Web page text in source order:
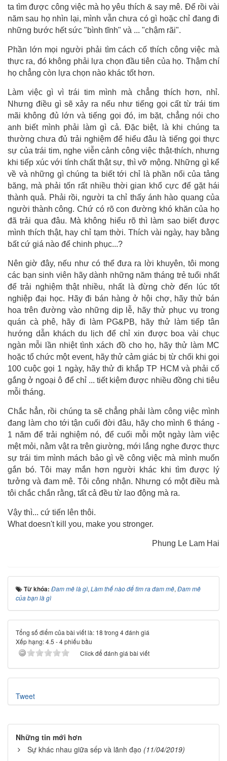
ta tìm được công việc mà họ yêu thích & say mê. Để rồi vài
năm sau họ nhìn lại, mình vẫn chưa có gì hoặc chỉ đang đi
những bước hết sức "bình tĩnh" và ... "chậm rãi".
Phần lớn mọi người phải tìm cách cố thích công việc mà
thực ra, đó không phải lựa chọn đầu tiên của họ. Thậm chí
họ chẳng còn lựa chọn nào khác tốt hơn.
Làm việc gì vì trái tim mình mà chẳng thích hơn, nhỉ.
Nhưng điều gì sẽ xảy ra nếu như tiếng gọi cất từ trái tim
mãi không đủ lớn và tiếng gọi đó, im bặt, chẳng nói cho
anh biết mình phải làm gì cả. Đặc biệt, là khi chúng ta
thường chưa đủ trải nghiệm để hiểu đâu là tiếng gọi thực
sự của trái tim, nghe viễn cảnh công việc thật-thích, nhưng
khi tiếp xúc với tính chất thật sự, thì vỡ mộng. Những gì kể
về và những gì chúng ta biết tới chỉ là phần nổi của tảng
băng, mà phải tốn rất nhiều thời gian khổ cực để gặt hái
thành quả. Phải rồi, người ta chỉ thấy ánh hào quang của
người thành công. Chứ có rõ con đường khó khăn của họ
đã trải qua đâu. Mà không hiểu rõ thì làm sao biết được
mình thích thật, hay chỉ tạm thời. Thích vài ngày, hay bằng
bất cứ giá nào để chinh phục...?
Nên giờ đây, nếu như có thể đưa ra lời khuyên, tôi mong
các bạn sinh viên hãy dành những năm tháng trẻ tuổi nhất
để trải nghiệm thật nhiều, nhất là đừng chờ đến lúc tốt
nghiệp đại học. Hãy đi bán hàng ở hội chợ, hãy thử bán
hoa trên đường vào những dịp lễ, hãy thử phục vụ trong
quán cà phê, hãy đi làm PG&PB, hãy thử làm tiếp tân
hướng dẫn khách du lịch để chỉ xin được boa vài chục
ngàn mỗi lần nhiệt tình xách đồ cho họ, hãy thử làm MC
hoặc tổ chức một event, hãy thử cảm giác bị từ chối khi gọi
100 cuộc gọi 1 ngày, hãy thử đi khắp TP HCM và phải cố
gắng ở ngoại ô để chỉ ... tiết kiệm được nhiều đồng chi tiêu
mỗi tháng.
Chắc hẳn, rồi chúng ta sẽ chẳng phải làm công việc mình
đang làm cho tới tận cuối đời đâu, hãy cho mình 6 tháng -
1 năm để trải nghiệm nó, để cuối mỗi một ngày làm việc
mệt mỏi, nằm vật ra trên giường, mới lắng nghe được thực
sự trái tim mình mách bảo gì về công việc mà mình muốn
gắn bó. Tôi may mắn hơn người khác khi tìm được lý
tưởng và đam mê. Tôi công nhận. Nhưng có một điều mà
tôi chắc chắn rằng, tất cả đều từ lao động mà ra.
Vậy thì... cứ tiến lên thôi.
What doesn't kill you, make you stronger.
Phung Le Lam Hai
Từ khóa: Đam mê là gì, Làm thế nào để tìm ra đam mê, Đam mê
của bạn là gì
Tổng số điểm của bài viết là: 18 trong 4 đánh giá
Xếp hạng:4.5 -4phiếu bầu
Click để đánh giá bài viết
Tweet
Những tin mới hơn
Sự khác nhau giữa sếp và lãnh đạo (11/04/2019)